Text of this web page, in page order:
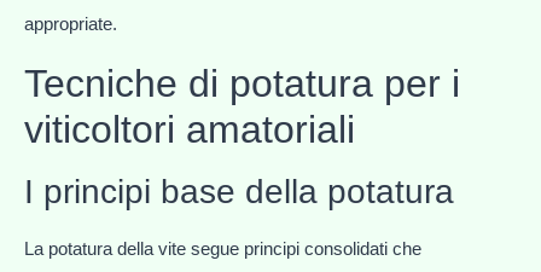
appropriate.
Tecniche di potatura per i
viticoltori amatoriali
I principi base della potatura
La potatura della vite segue principi consolidati che